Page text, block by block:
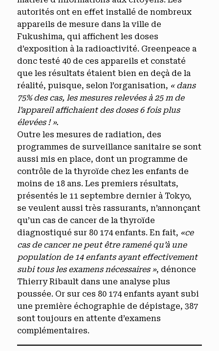
autorités ont en effet installé de nombreux
appareils de mesure dans la ville de
Fukushima, qui affichent les doses
d’exposition à la radioactivité. Greenpeace a
donc testé 40 de ces appareils et constaté
que les résultats étaient bien en deçà de la
réalité, puisque, selon l’organisation, « dans
75% des cas, les mesures relevées à 25 m de
l’appareil affichaient des doses 6 fois plus
élevées ! ».
Outre les mesures de radiation, des
programmes de surveillance sanitaire se sont
aussi mis en place, dont un programme de
contrôle de la thyroïde chez les enfants de
moins de 18 ans. Les premiers résultats,
présentés le 11 septembre dernier à Tokyo,
se veulent aussi très rassurants, n’annonçant
qu’un cas de cancer de la thyroïde
diagnostiqué sur 80 174 enfants. En fait, «ce
cas de cancer ne peut être ramené qu’à une
population de 14 enfants ayant effectivement
subi tous les examens nécessaires », dénonce
Thierry Ribault dans une analyse plus
poussée. Or sur ces 80 174 enfants ayant subi
une première échographie de dépistage, 387
sont toujours en attente d’examens
complémentaires.